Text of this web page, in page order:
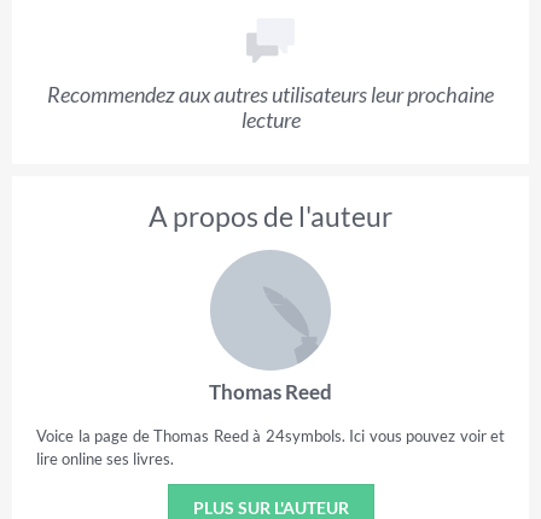
Recommendez aux autres utilisateurs leur prochaine
lecture
A propos de l'auteur
Thomas Reed
Voice la page de Thomas Reed à 24symbols. Ici vous pouvez voir et
lire online ses livres.
PLUS SUR L'AUTEUR